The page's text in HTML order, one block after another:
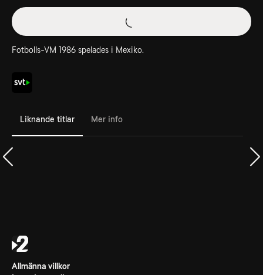
Fotbolls-VM 1986 spelades i Mexiko.
Liknande titlar Mer info
Allmänna villkor